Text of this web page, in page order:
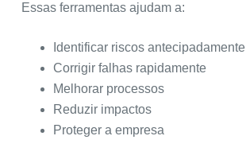
Essas ferramentas ajudam a:
Identificar riscos antecipadamente
Corrigir falhas rapidamente
Melhorar processos
Reduzir impactos
Proteger a empresa